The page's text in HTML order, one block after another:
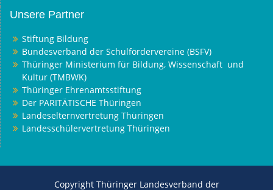
Unsere Partner
Stiftung Bildung
Bundesverband der Schulfördervereine (BSFV)
Thüringer Ministerium für Bildung, Wissenschaft und
Kultur (TMBWK)
Thüringer Ehrenamtsstiftung
Der PARITÄTISCHE Thüringen
Landeselternvertretung Thüringen
Landesschülervertretung Thüringen
Copyright Thüringer Landesverband der